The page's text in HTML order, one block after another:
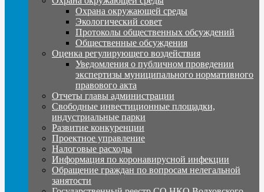
Охрана окружающей среды
Экологический совет
Протоколы общественных обсуждений
Общественные обсуждения
Оценка регулирующего воздействия
Уведомления о публичном проведении
экспертизы муниципального нормативного
правового акта
Отчеты главы администрации
Свободные инвестиционные площадки,
индустриальные парки
Развитие конкуренции
Проектное управление
Налоговые расходы
Информация по коронавирусной инфекции
Обращение граждан по вопросам нелегальной
занятости